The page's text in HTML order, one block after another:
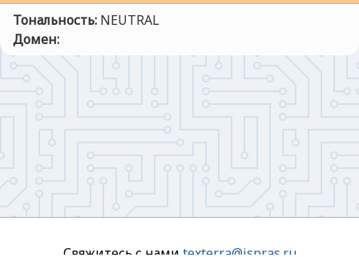
Тональность: NEUTRAL
Домен:
Свяжитесь с нами texterra@ispras.ru